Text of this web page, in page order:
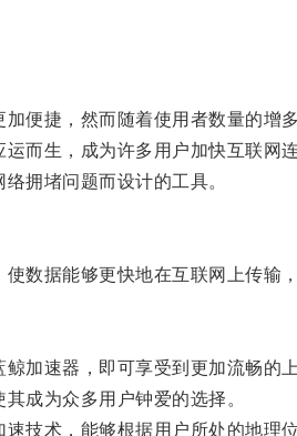
捷，然而随着使用者数量的增
生，成为许多用户加快互联网连
拥堵问题而设计的工具。
据能够更快地在互联网上传输，
速器，即可享受到更加流畅的上
成为众多用户钟爱的选择。
术，能够根据用户所处的地理